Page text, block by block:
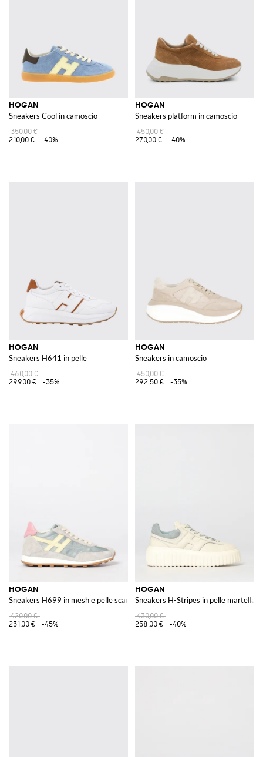
HOGAN
Sneakers Cool in camoscio
350,00 €
210,00 €
-40%
HOGAN
Sneakers platform in camoscio
450,00 €
270,00 €
-40%
HOGAN
Sneakers H641 in pelle
460,00 €
299,00 €
-35%
HOGAN
Sneakers in camoscio
450,00 €
292,50 €
-35%
HOGAN
Sneakers H699 in mesh e pelle scamosciata
420,00 €
231,00 €
-45%
HOGAN
Sneakers H-Stripes in pelle martellata
430,00 €
258,00 €
-40%